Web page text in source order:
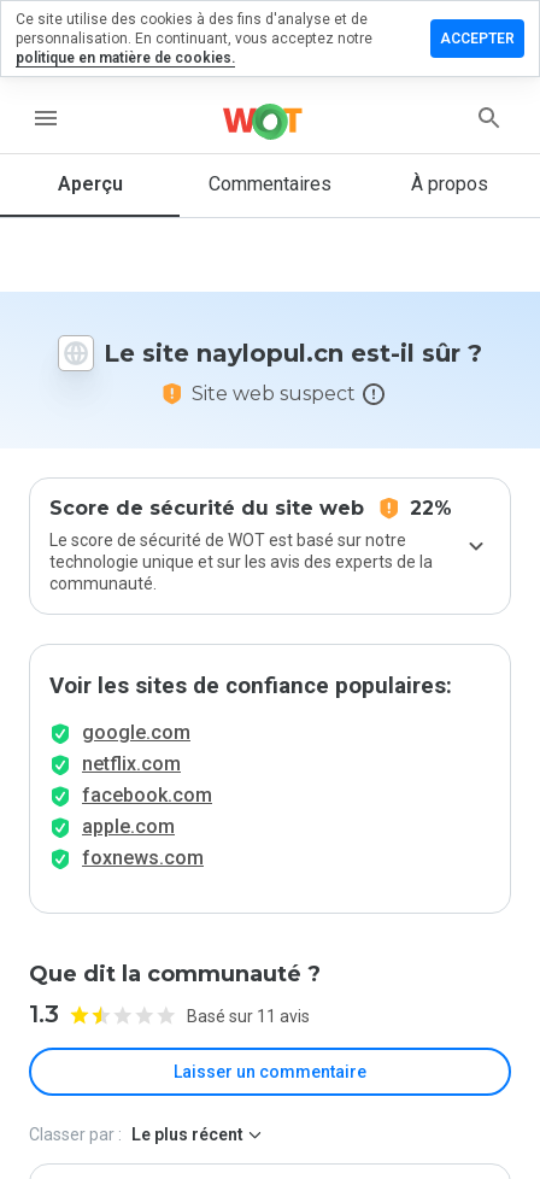
menu
Aperçu Commentaires À propos
Le site naylopul.cn est-il sûr ?
Site web suspect
Score de sécurité du site web 22%
Le score de sécurité de WOT est basé sur notre
technologie unique et sur les avis des experts de la
communauté.
Voir les sites de confiance populaires:
google.com
netflix.com
facebook.com
apple.com
foxnews.com
Que dit la communauté ?
1.3 Basé sur 11 avis
Laisser un commentaire
un
1 et 5
vous à ce
site ?
Classer par : Le plus récent
Ce site utilise des cookies à des fins d'analyse et de
personnalisation. En continuant, vous acceptez notre
politique en matière de cookies.
ACCEPTER